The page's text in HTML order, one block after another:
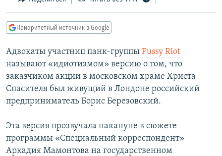
Вернутся
КАВКАЗ.РЕАЛИИ
СИБИРЬ.РЕАЛИИ
РАСПИСАНИЕ ВЕЩАНИЯ
ПОДПИШИТЕСЬ НА РАССЫЛКУ
Приоритетный источник в Google
Адвокаты участниц панк-группы Pussy Riot
называют «идиотизмом» версию о том, что
заказчиком акции в московском храме Христа
Спасителя был живущий в Лондоне российский
предприниматель Борис Березовский.
Эта версия прозвучала накануне в сюжете
программы «Специальный корреспондент»
Аркадия Мамонтова на государственном